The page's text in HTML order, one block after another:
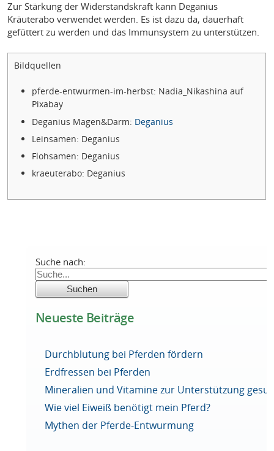
Zur Stärkung der Widerstandskraft kann Deganius
Kräuterabo verwendet werden. Es ist dazu da, dauerhaft
gefüttert zu werden und das Immunsystem zu unterstützen.
Bildquellen
pferde-entwurmen-im-herbst: Nadia_Nikashina auf
Pixabay
Deganius Magen&Darm: Deganius
Leinsamen: Deganius
Flohsamen: Deganius
kraeuterabo: Deganius
Suche nach:
Neueste Beiträge
Durchblutung bei Pferden fördern
Erdfressen bei Pferden
Mineralien und Vitamine zur Unterstützung
Wie viel Eiweiß benötigt mein Pferd?
Mythen der Pferde-Entwurmung